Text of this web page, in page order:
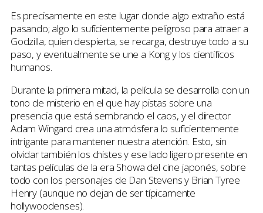
Es precisamente en este lugar donde algo extraño está
pasando; algo lo suficientemente peligroso para atraer a
Godzilla, quien despierta, se recarga, destruye todo a su
paso, y eventualmente se une a Kong y los científicos
humanos.
Durante la primera mitad, la película se desarrolla con un
tono de misterio en el que hay pistas sobre una
presencia que está sembrando el caos, y el director
Adam Wingard crea una atmósfera lo suficientemente
intrigante para mantener nuestra atención. Esto, sin
olvidar también los chistes y ese lado ligero presente en
tantas películas de la era Showa del cine japonés, sobre
todo con los personajes de Dan Stevens y Brian Tyree
Henry (aunque no dejan de ser típicamente
hollywoodenses).